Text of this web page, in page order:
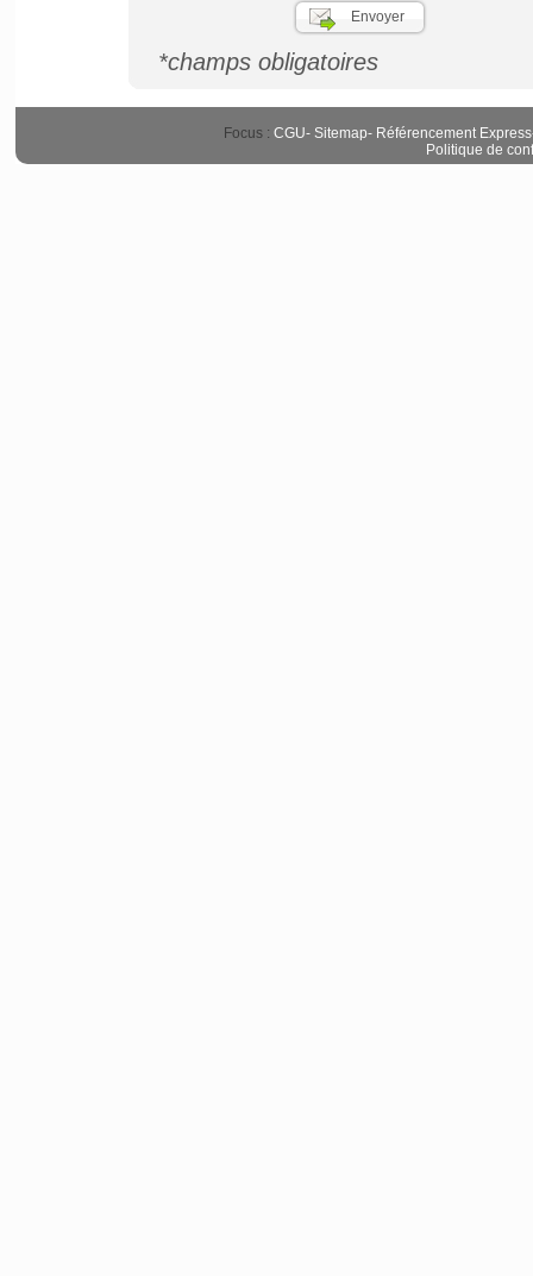
*champs obligatoires
Focus : CGU- Sitemap- Référencement Express
Politique de